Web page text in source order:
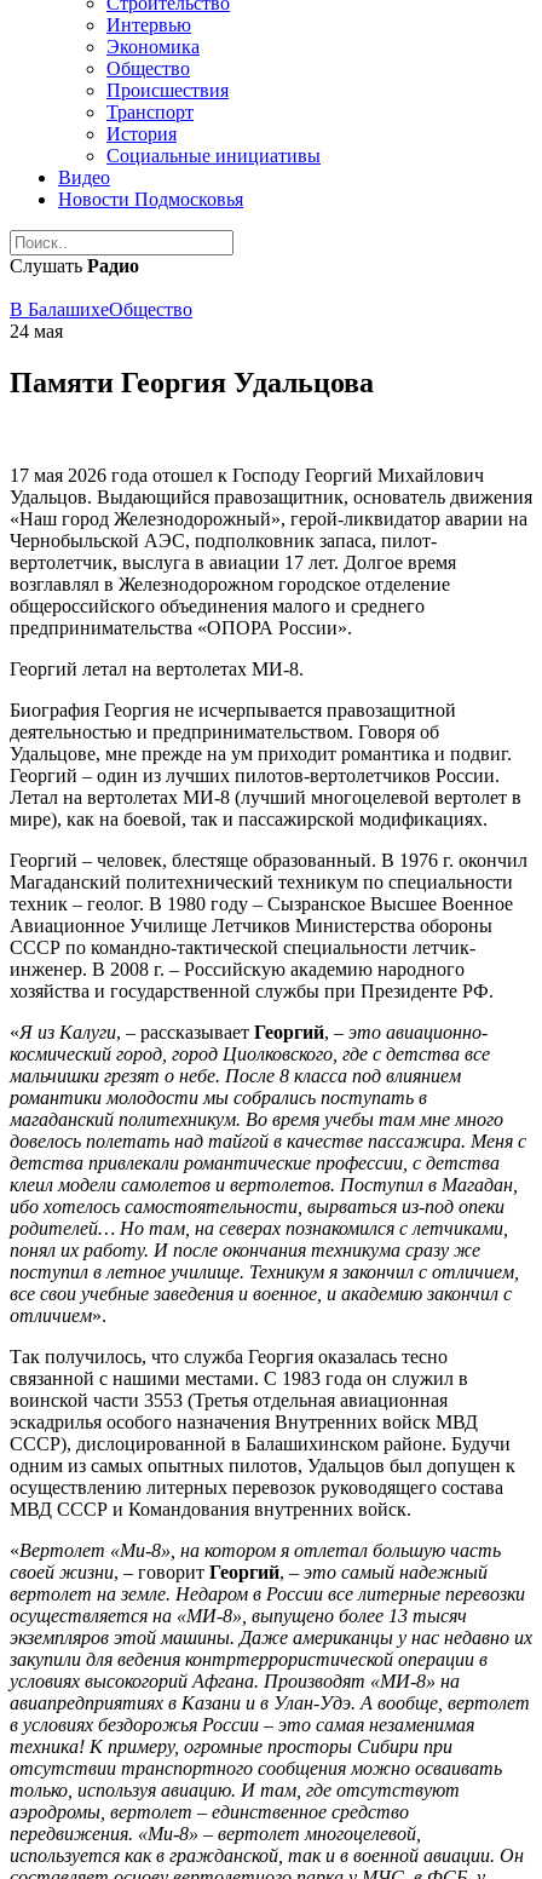
Интервью
Экономика
Общество
Происшествия
Транспорт
История
Социальные инициативы
Видео
Новости Подмосковья
Слушать Радио
В БалашихеОбщество
24 мая
Памяти Георгия Удальцова
17 мая 2026 года отошел к Господу Георгий Михайлович
Удальцов. Выдающийся правозащитник, основатель движения
«Наш город Железнодорожный», герой-ликвидатор аварии на
Чернобыльской АЭС, подполковник запаса, пилот-
вертолетчик, выслуга в авиации 17 лет. Долгое время
возглавлял в Железнодорожном городское отделение
общероссийского объединения малого и среднего
предпринимательства «ОПОРА России».
Георгий летал на вертолетах МИ-8.
Биография Георгия не исчерпывается правозащитной
деятельностью и предпринимательством. Говоря об
Удальцове, мне прежде на ум приходит романтика и подвиг.
Георгий – один из лучших пилотов-вертолетчиков России.
Летал на вертолетах МИ-8 (лучший многоцелевой вертолет в
мире), как на боевой, так и пассажирской модификациях.
Георгий – человек, блестяще образованный. В 1976 г. окончил
Магаданский политехнический техникум по специальности
техник – геолог. В 1980 году – Сызранское Высшее Военное
Авиационное Училище Летчиков Министерства обороны
СССР по командно-тактической специальности летчик-
инженер. В 2008 г. – Российскую академию народного
хозяйства и государственной службы при Президенте РФ.
«Я из Калуги, – рассказывает Георгий, – это авиационно-
космический город, город Циолковского, где с детства все
мальчишки грезят о небе. После 8 класса под влиянием
романтики молодости мы собрались поступать в
магаданский политехникум. Во время учебы там мне много
довелось полетать над тайгой в качестве пассажира. Меня с
детства привлекали романтические профессии, с детства
клеил модели самолетов и вертолетов. Поступил в Магадан,
ибо хотелось самостоятельности, вырваться из-под опеки
родителей… Но там, на северах познакомился с летчиками,
понял их работу. И после окончания техникума сразу же
поступил в летное училище. Техникум я закончил с отличием,
все свои учебные заведения и военное, и академию закончил с
отличием».
Так получилось, что служба Георгия оказалась тесно
связанной с нашими местами. С 1983 года он служил в
воинской части 3553 (Третья отдельная авиационная
эскадрилья особого назначения Внутренних войск МВД
СССР), дислоцированной в Балашихинском районе. Будучи
одним из самых опытных пилотов, Удальцов был допущен к
осуществлению литерных перевозок руководящего состава
МВД СССР и Командования внутренних войск.
«Вертолет «Ми-8», на котором я отлетал большую часть
своей жизни, – говорит Георгий, – это самый надежный
вертолет на земле. Недаром в России все литерные перевозки
осуществляется на «МИ-8», выпущено более 13 тысяч
экземпляров этой машины. Даже американцы у нас недавно их
закупили для ведения контртеррористической операции в
условиях высокогорий Афгана. Производят «МИ-8» на
авиапредприятиях в Казани и в Улан-Удэ. А вообще, вертолет
в условиях бездорожья России – это самая незаменимая
техника! К примеру, огромные просторы Сибири при
отсутствии транспортного сообщения можно осваивать
только, используя авиацию. И там, где отсутствуют
аэродромы, вертолет – единственное средство
передвижения. «Ми-8» – вертолет многоцелевой,
используется как в гражданской, так и в военной авиации. Он